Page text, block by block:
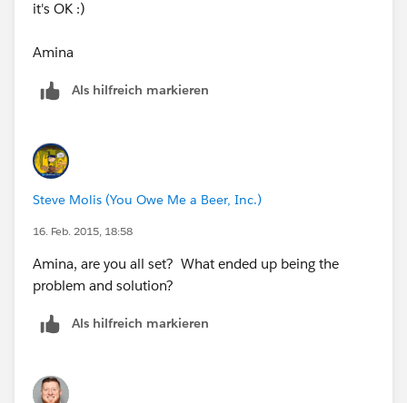
it's OK :)
Amina
Als hilfreich markieren
Steve Molis (You Owe Me a Beer, Inc.)
16. Feb. 2015, 18:58
Amina, are you all set? What ended up being the
problem and solution?
Als hilfreich markieren